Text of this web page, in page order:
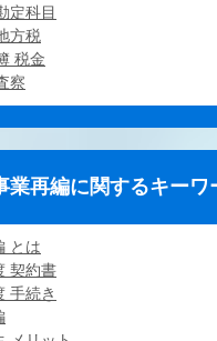
定科目
方税
税金
察
業再編に関するキーワ
とは
契約書
手続き